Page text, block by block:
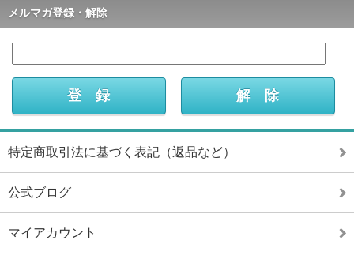
メルマガ登録・解除
特定商取引法に基づく表記（返品など）
公式ブログ
マイアカウント